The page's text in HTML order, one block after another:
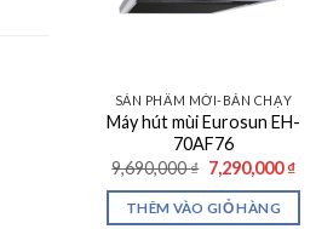
SẢN PHẨM MỚI-BÁN CHẠY
Máy hút mùi Eurosun EH-
70AF76
9,690,000₫ Giá
gốc
là:
9,690,000 ₫.
7,290,000₫Giá
THÊM VÀO GIỎ HÀNG